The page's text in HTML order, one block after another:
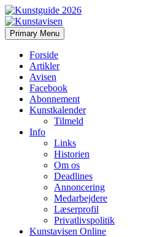
Kunstavisen
Search
Primary Menu Skip
to
Forside
Artikler
Avisen
Facebook
Abonnement
Kunstkalender
Tilmeld
Info
Links
Historien
Om os
Deadlines
Annoncering
Medarbejdere
Læserprofil
Privatlivspolitik
Kunstavisen Online